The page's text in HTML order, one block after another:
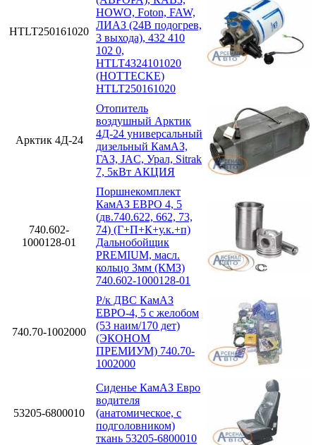
HTLT250161020
HOWO, Foton, FAW,
ЛИАЗ (24В подогрев,
3 выхода), 432 410
102 0,
HTLT4324101020
(HOTTECKE)
HTLT250161020
Арктик 4Д-24
Отопитель
воздушный Арктик
4Д-24 универсальный
дизельный КамАЗ,
ГАЗ, JAC, Урал, Sitrak
7, 5кВт АКЦИЯ
740.602-
1000128-01
Поршнекомплект
КамАЗ ЕВРО 4, 5
(дв.740.622, 662, 73,
74) (Г+П+К+у.к.+п)
Дальнобойщик
PREMIUM, масл.
кольцо 3мм (КМЗ)
740.602-1000128-01
740.70-1002000
Р/к ДВС КамАЗ
ЕВРО-4, 5 с желобом
(53 наим/170 дет)
(ЭКОНОМ
ПРЕМИУМ) 740.70-
1002000
53205-6800010
Сиденье КамАЗ Евро
водителя
(анатомическое, с
подголовником)
ткань 53205-6800010